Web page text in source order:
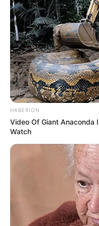
Në fund një koment për
Të parin e ka kapiten tek
ndërsa me të dytin luan
Mbrojtësi i Ajaksit është
gjysma e Europës dhe
më shumë nga talenti i
VENDIMI– “Mbaj mend
HABERION
Video Of Giant Anaconda
Watch